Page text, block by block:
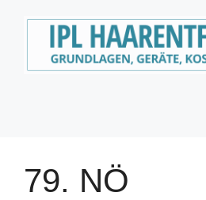
79. NÖ